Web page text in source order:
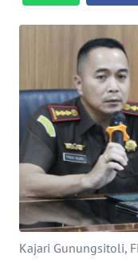
Kajari Gunungsitoli,
KHAS
NUSANTARA
SERBA-
SERBI
Informasi
INDEKS